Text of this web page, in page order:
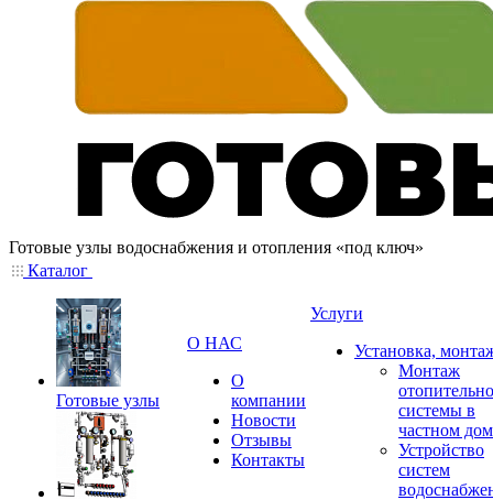
Готовые узлы водоснабжения и отопления «под ключ»
Каталог
Готовые узлы
О НАС
О
компании
Новости
Отзывы
Контакты
Услуги
Установка,
Монтаж
системы в
частном
Устройство
систем